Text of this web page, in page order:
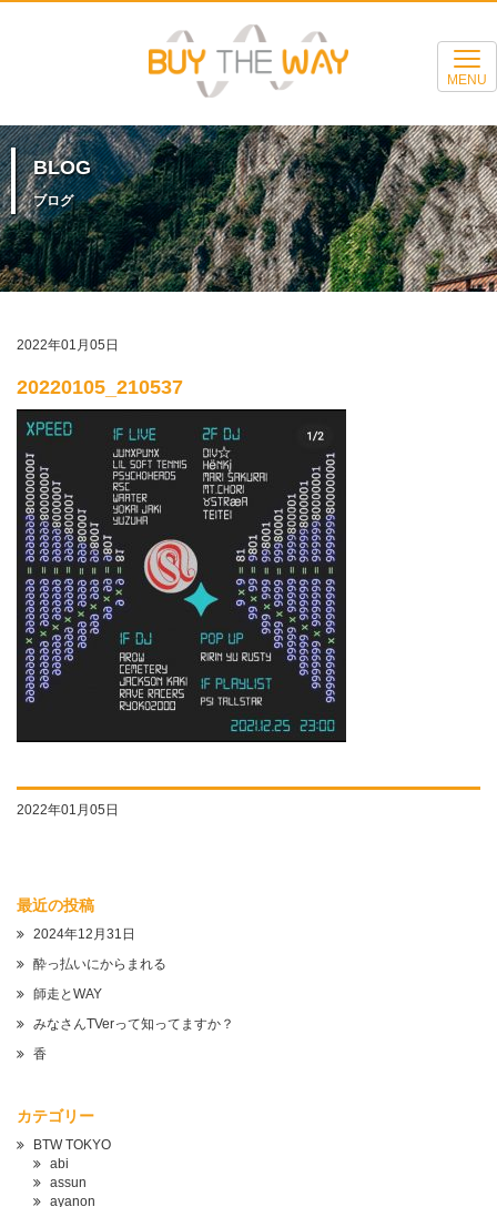
MENU
BLOG
ブログ
2022年01月05日
20220105_210537
2022年01月05日
最近の投稿
2024年12月31日
酔っ払いにからまれる
師走とWAY
みなさんTVerって知ってますか？
香
カテゴリー
BTW TOKYO
abi
assun
ayanon